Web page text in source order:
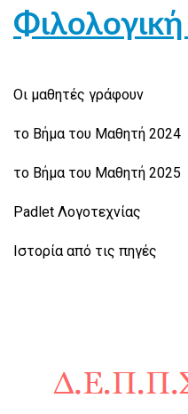
Οι μαθητές γράφουν
το Βήμα του Μαθητή 2024
το Βήμα του Μαθητή 2025
Padlet Λογοτεχνίας
Ιστορία από τις πηγές